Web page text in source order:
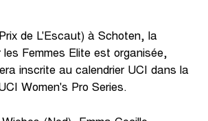
de L'Escaut) à Schoten, la
Femmes Elite est organisée,
inscrite au calendrier UCI dans la
Women's Pro Series.